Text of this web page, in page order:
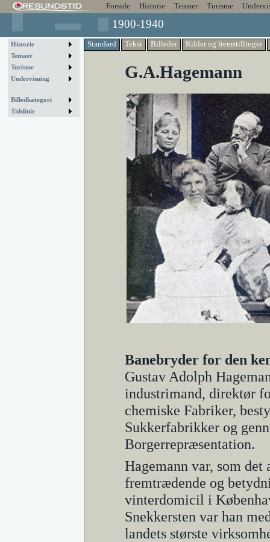
Forside Historie Temaer Turisme
1900-1940
Historie
Temaer
Turisme
Undervisning
Billedkategori
Tidslinie
Standard Tekst Billeder Kilder og fremstillinger
G.A.Hagemann
Banebryder for den
Gustav Adolph
industrimand, direktør
chemiske Fabriker,
Sukkerfabrikker og
Borgerrepræsentation.
Hagemann var, som det
fremtrædende og
vinterdomicil i
Snekkersten var han
landets største